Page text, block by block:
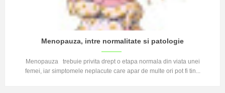
Menopauza, intre normalitate si patologie
Menopauza trebuie privita drept o etapa normala din viata unei
femei, iar simptomele neplacute care apar de multe ori pot fi tin...